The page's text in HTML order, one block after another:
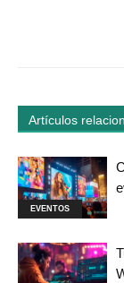
Artículos
EVENTOS